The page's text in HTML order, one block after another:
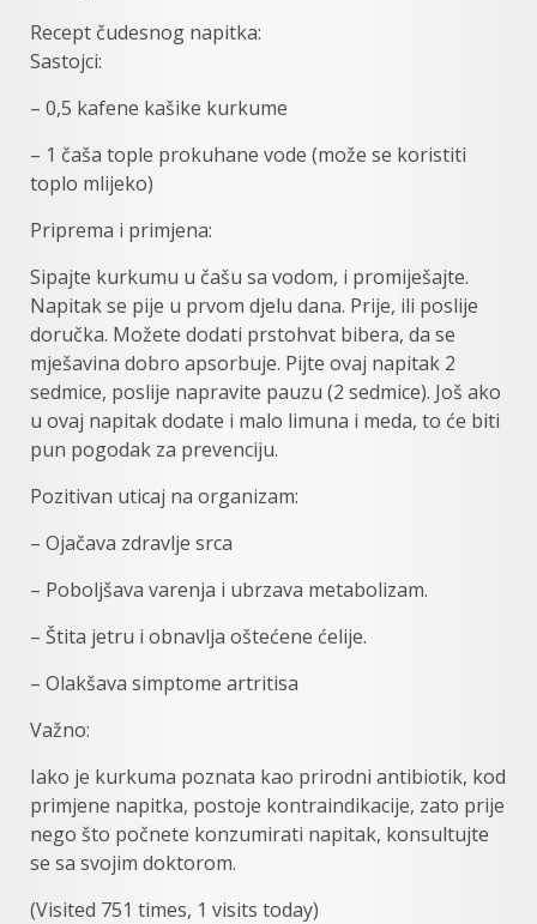
Recept čudesnog napitka:
Sastojci:
– 0,5 kafene kašike kurkume
– 1 čaša tople prokuhane vode (može se koristiti
toplo mlijeko)
Priprema i primjena:
Sipajte kurkumu u čašu sa vodom, i promiješajte.
Napitak se pije u prvom djelu dana. Prije, ili poslije
doručka. Možete dodati prstohvat bibera, da se
mješavina dobro apsorbuje. Pijte ovaj napitak 2
sedmice, poslije napravite pauzu (2 sedmice). Još ako
u ovaj napitak dodate i malo limuna i meda, to će biti
pun pogodak za prevenciju.
Pozitivan uticaj na organizam:
– Ojačava zdravlje srca
– Poboljšava varenja i ubrzava metabolizam.
– Štita jetru i obnavlja oštećene ćelije.
– Olakšava simptome artritisa
Važno:
Iako je kurkuma poznata kao prirodni antibiotik, kod
primjene napitka, postoje kontraindikacije, zato prije
nego što počnete konzumirati napitak, konsultujte
se sa svojim doktorom.
(Visited 751 times, 1 visits today)